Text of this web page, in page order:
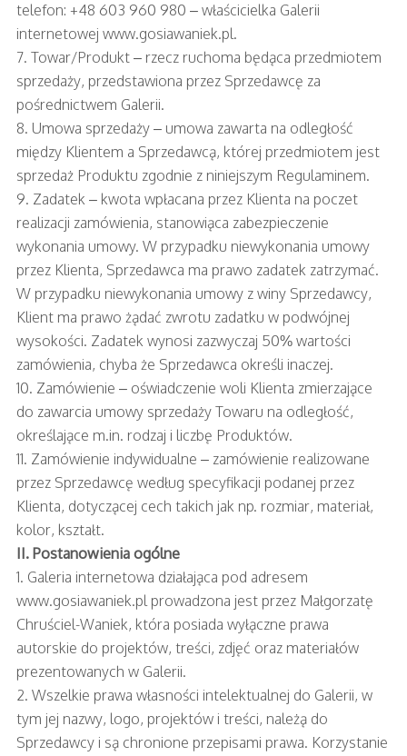
telefon: +48 603 960 980 – właścicielka Galerii
internetowej www.gosiawaniek.pl.
7. Towar/Produkt – rzecz ruchoma będąca przedmiotem
sprzedaży, przedstawiona przez Sprzedawcę za
pośrednictwem Galerii.
8. Umowa sprzedaży – umowa zawarta na odległość
między Klientem a Sprzedawcą, której przedmiotem jest
sprzedaż Produktu zgodnie z niniejszym Regulaminem.
9. Zadatek – kwota wpłacana przez Klienta na poczet
realizacji zamówienia, stanowiąca zabezpieczenie
wykonania umowy. W przypadku niewykonania umowy
przez Klienta, Sprzedawca ma prawo zadatek zatrzymać.
W przypadku niewykonania umowy z winy Sprzedawcy,
Klient ma prawo żądać zwrotu zadatku w podwójnej
wysokości. Zadatek wynosi zazwyczaj 50% wartości
zamówienia, chyba że Sprzedawca określi inaczej.
10. Zamówienie – oświadczenie woli Klienta zmierzające
do zawarcia umowy sprzedaży Towaru na odległość,
określające m.in. rodzaj i liczbę Produktów.
11. Zamówienie indywidualne – zamówienie realizowane
przez Sprzedawcę według specyfikacji podanej przez
Klienta, dotyczącej cech takich jak np. rozmiar, materiał,
kolor, kształt.
II. Postanowienia ogólne
1. Galeria internetowa działająca pod adresem
www.gosiawaniek.pl prowadzona jest przez Małgorzatę
Chruściel-Waniek, która posiada wyłączne prawa
autorskie do projektów, treści, zdjęć oraz materiałów
prezentowanych w Galerii.
2. Wszelkie prawa własności intelektualnej do Galerii, w
tym jej nazwy, logo, projektów i treści, należą do
Sprzedawcy i są chronione przepisami prawa. Korzystanie